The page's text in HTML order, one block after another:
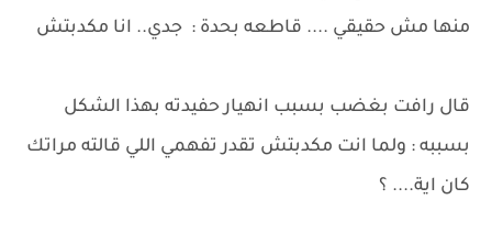
منها مش حقيقي .... قاطعه بحدة : جدي.. انا مكدبتش
قال رافت بغضب بسبب انهيار حفيدته بهذا الشكل
بسببه : ولما انت مكدبتش تقدر تفهمي اللي قالته مراتك
كان اية.... ؟